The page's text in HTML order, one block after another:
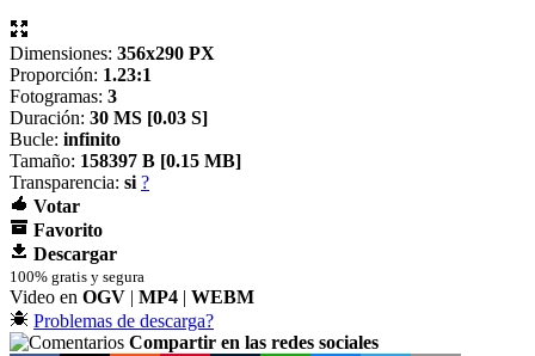
Dimensiones: 356x290 PX
Proporción: 1.23:1
Fotogramas: 3
Duración: 30 MS [0.03 S]
Bucle: infinito
Tamaño: 158397 B [0.15 MB]
Transparencia: si ?
Votar
Favorito
Descargar
100% gratis y segura
Video en OGV | MP4 | WEBM
Problemas de descarga?
Compartir en las redes sociales